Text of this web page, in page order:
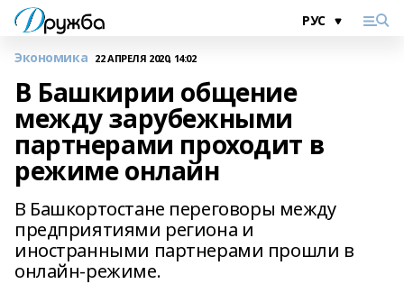
Экономика 22 АПРЕЛЯ 2020, 14:02
В Башкирии общение
между зарубежными
партнерами проходит в
режиме онлайн
В Башкортостане переговоры между
предприятиями региона и
иностранными партнерами прошли в
онлайн-режиме.